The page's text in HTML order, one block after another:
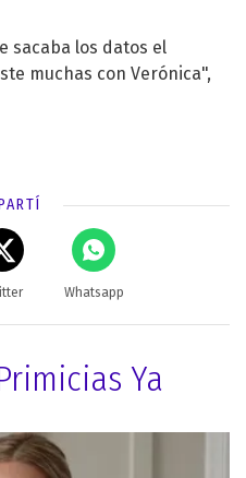
sacaba los datos el
muchas con Verónica",
Whatsapp
Ya